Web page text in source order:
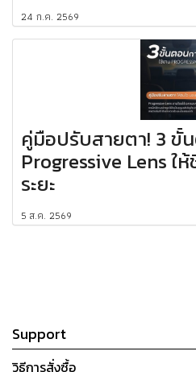
24 ก.ค. 2569
คู่มือปรับสายตา! 3 ขั้
Progressive Lens ใ
ระยะ
5 ส.ค. 2569
Support
วิธีการสั่งซื้อ